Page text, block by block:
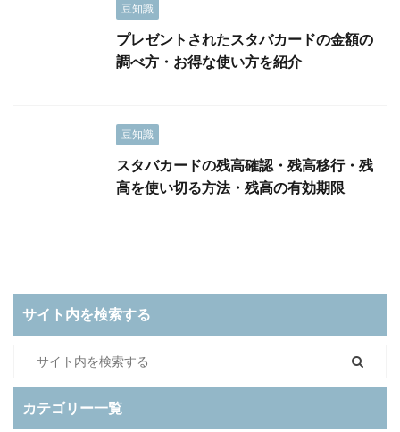
豆知識
プレゼントされたスタバカードの金額の
調べ方・お得な使い方を紹介
豆知識
スタバカードの残高確認・残高移行・残
高を使い切る方法・残高の有効期限
サイト内を検索する
カテゴリー一覧